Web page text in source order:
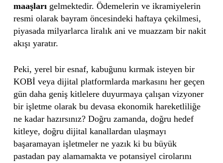
maaşlarıgelmektedir. Ödemelerin ve ikramiyelerin
resmi olarak bayram öncesindeki haftaya çekilmesi,
piyasada milyarlarca liralık ani ve muazzam bir nakit
akışı yaratır.
Peki, yerel bir esnaf, kabuğunu kırmak isteyen bir
KOBİ veya dijital platformlarda markasını her geçen
gün daha geniş kitlelere duyurmaya çalışan vizyoner
bir işletme olarak bu devasa ekonomik hareketliliğe
ne kadar hazırsınız? Doğru zamanda, doğru hedef
kitleye, doğru dijital kanallardan ulaşmayı
başaramayan işletmeler ne yazık ki bu büyük
pastadan pay alamamakta ve potansiyel cirolarını